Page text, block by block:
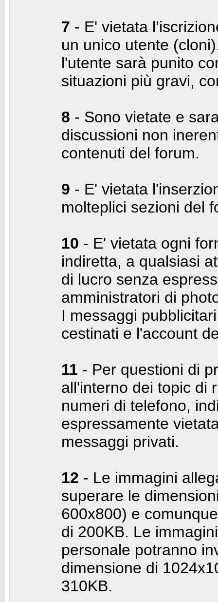
7 - E' vietata
un unico utente
l'utente sarà punito
situazioni più gravi,
8 - Sono vietate e
discussioni non
contenuti del forum.
9 - E' vietata
molteplici sezioni del
10 - E' vietata ogni
indiretta, a qualsiasi
di lucro senza
amministratori di
I messaggi
cestinati e l'account
11 - Per questioni di
all'interno dei topic di
numeri di telefono,
espressamente
messaggi privati.
12 - Le immagini
superare le
600x800) e
di 200KB. Le
personale potranno
dimensione di
310KB.